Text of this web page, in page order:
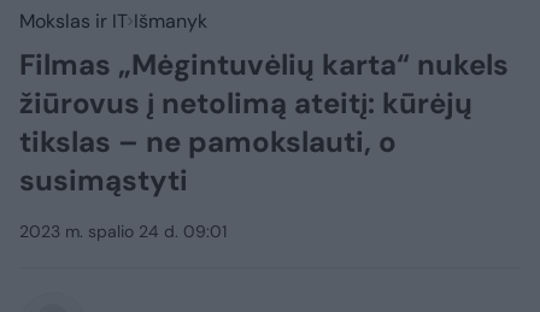
Mokslas ir IT Išmanyk
Filmas „Mėgintuvėlių karta“ nukels
žiūrovus į netolimą ateitį: kūrėjų
tikslas – ne pamokslauti, o
susimąstyti
2023 m. spalio 24 d. 09:01